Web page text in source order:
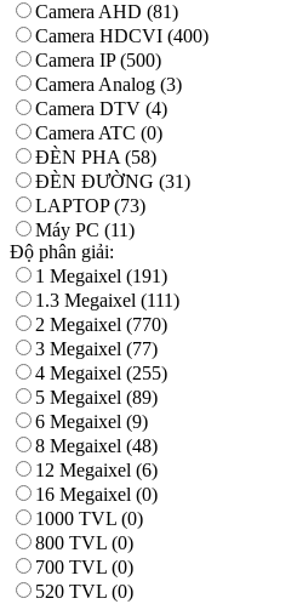
Camera AHD (81)
Camera HDCVI (400)
Camera IP(500)
Camera Analog (3)
Camera DTV (4)
Camera ATC (0)
ĐÈN PHA (58)
ĐÈN ĐƯỜNG (31)
LAPTOP(73)
Máy PC (11)
Độ phân giải:
1 Megaixel (191)
1.3 Megaixel (111)
2 Megaixel (770)
3 Megaixel (77)
4 Megaixel (255)
5 Megaixel (89)
6 Megaixel (9)
8 Megaixel (48)
12 Megaixel (6)
16 Megaixel (0)
1000 TVL (0)
800 TVL (0)
700 TVL (0)
520 TVL (0)